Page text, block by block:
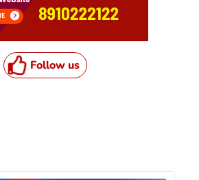
Follow us